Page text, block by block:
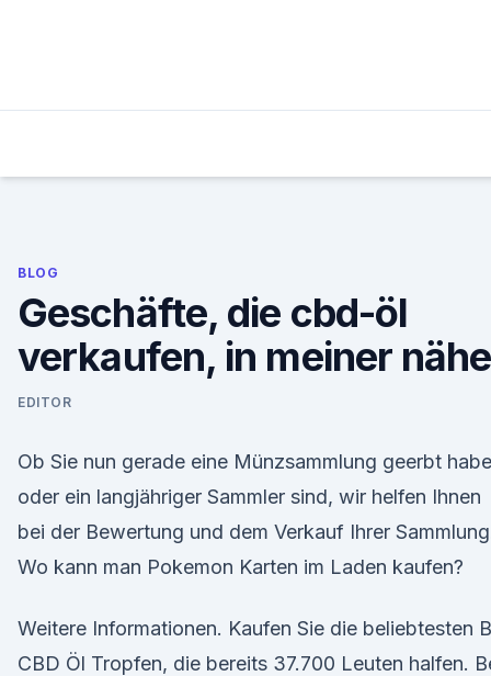
BLOG
Geschäfte, die cbd-öl
verkaufen, in meiner nähe
EDITOR
Ob Sie nun gerade eine Münzsammlung geerbt
oder ein langjähriger Sammler sind, wir helfen Ihnen
bei der Bewertung und dem Verkauf Ihrer
Wo kann man Pokemon Karten im Laden kaufen?
Weitere Informationen. Kaufen Sie die beliebtesten
CBD Öl Tropfen, die bereits 37.700 Leuten halfen.